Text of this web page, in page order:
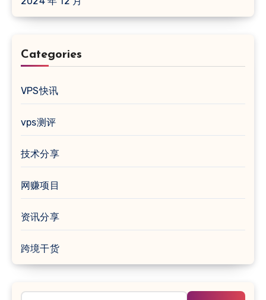
Categories
VPS快讯
vps测评
技术分享
网赚项目
资讯分享
跨境干货